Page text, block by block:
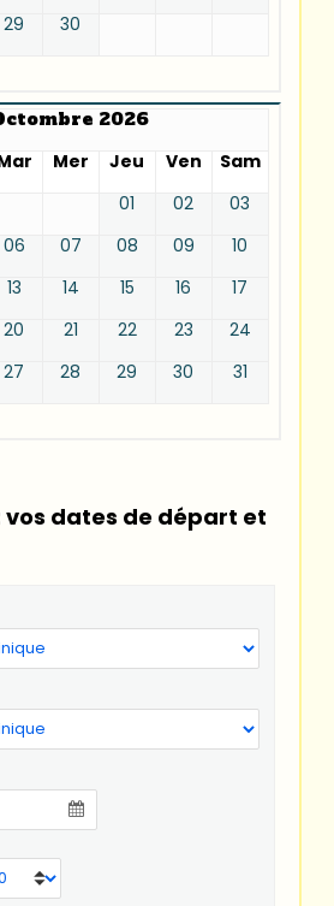
29 30
2026
Mer Jeu Ven
Sam
01
02
03
06 07 08 09
10
13 14 15 16
17
20 21 22 23
24
27 28 29 30 31
vos dates de départ et